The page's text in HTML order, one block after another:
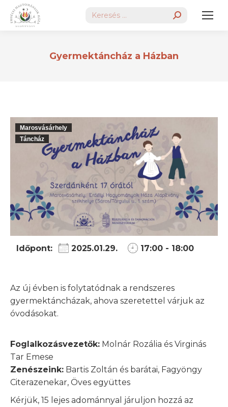
Search:
Gyermektáncház a Házban
Marosvásárhely
Táncház
Időpont: 2025.01.29. 17:00 - 18:00
Az új évben is folytatódnak a rendszeres
gyermektáncházak, ahova szeretettel várjuk az
óvodásokat.
Foglalkozásvezetők: Molnár Rozália és Virginás
Tar Emese
Zenészeink: Bartis Zoltán és barátai, Fagyöngy
Citerazenekar, Öves együttes
Kérjük, 15 lejes adománnyal járuljon hozzá az